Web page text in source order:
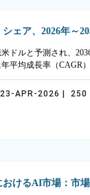
ェア、2026年～
ドルと予測され、
平均成長率（CAGR
APR-2026 | 250
けるAI市場：市場